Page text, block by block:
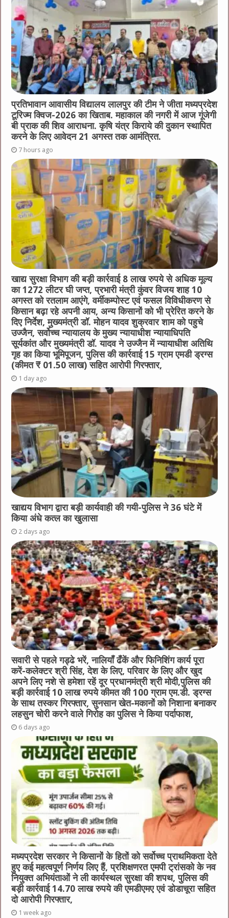
o
k
er p
प्रतिभावान आवासीय विद्यालय लालपुर की टीम ने जीता मध्यप्रदेश
टूरिज्म क्विज-2026 का खिताब. महाकाल की नगरी में आज गूंजेगी
बी प्राक की शिव आराधना. कृषि यंत्र किराये की दुकान स्थापित
करने के लिए आवेदन 21 अगस्त तक आमंत्रित.
7 hours ago
खाद्य सुरक्षा विभाग की बड़ी कार्रवाई 8 लाख रुपये से अधिक मूल्य
का 1272 लीटर घी जप्त, प्रभारी मंत्री कुंवर विजय शाह 10
अगस्त को रतलाम आएंगे, वर्मीकम्पोस्ट एवं फसल विविधीकरण से
किसान बढ़ा रहे अपनी आय, अन्य किसानों को भी प्रेरित करने के
दिए निर्देश, मुख्यमंत्री डॉ. मोहन यादव शुक्रवार शाम को पहुचे
उज्जैन, सर्वोच्च न्यायालय के मुख्‍य न्‍यायाधीश न्यायाधिपति
सूर्यकांत और मुख्यमंत्री डॉ. यादव ने उज्जैन में न्यायाधीश अतिथि
गृह का किया भूमिपूजन, पुलिस की कार्रवाई 15 ग्राम एमडी ड्रग्स
(कीमत ₹ 01.50 लाख) सहित आरोपी गिरफ्तार,
1 day ago
खाद्यय विभाग द्वारा बड़ी कार्यवाही की गयी-पुलिस ने 36 घंटे में
किया अंधे कत्ल का खुलासा
2 days ago
सवारी से पहले गड्ढे भरें, नालियाँ ढँकें और फिनिशिंग कार्य पूरा
करें-कलेक्टर श्री सिंह, देश के लिए, परिवार के लिए और खुद
अपने लिए नशे से हमेशा रहें दूर प्रधानमंत्री श्री मोदी,पुलिस की
बड़ी कार्रवाई 10 लाख रुपये कीमत की 100 ग्राम एम.डी. ड्रग्स
के साथ तस्कर गिरफ्तार, सुनसान खेत-मकानों को निशाना बनाकर
लहसुन चोरी करने वाले गिरोह का पुलिस ने किया पर्दाफाश,
6 days ago
मध्यप्रदेश सरकार ने किसानों के हितों को सर्वोच्च प्राथमिकता देते
हुए कई महत्वपूर्ण निर्णय लिए हैं, प्रशिक्षणरत एमपी ट्रांसको के नव
नियुक्त अभियंताओं ने ली कार्यस्थल सुरक्षा की शपथ, पुलिस की
बड़ी कार्रवाई 14.70 लाख रुपये की एमडीएमए एवं डोडाचूरा सहित
दो आरोपी गिरफ्तार,
1 week ago